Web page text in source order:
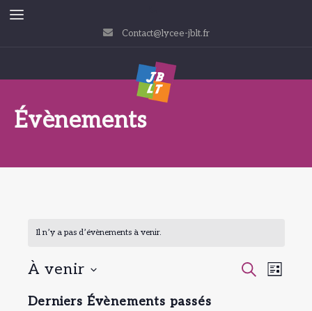
Contact@lycee-jblt.fr
Évènements
Il n’y a pas d’évènements à venir.
LISTE
À venir
une
Derniers Évènements passés